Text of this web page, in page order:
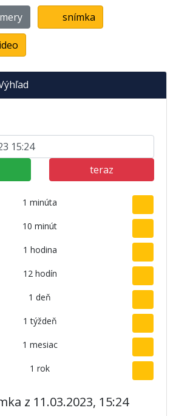
snímka
teraz
1 minúta
10 minút
1 hodina
12 hodín
1 deň
1 týždeň
1 mesiac
1 rok
z 11.03.2023, 15:24